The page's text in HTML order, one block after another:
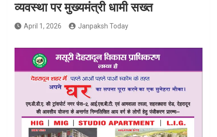
व्यवस्था पर मुख्यमंत्री धामी सख्त
April 1, 2026 Janpaksh Today